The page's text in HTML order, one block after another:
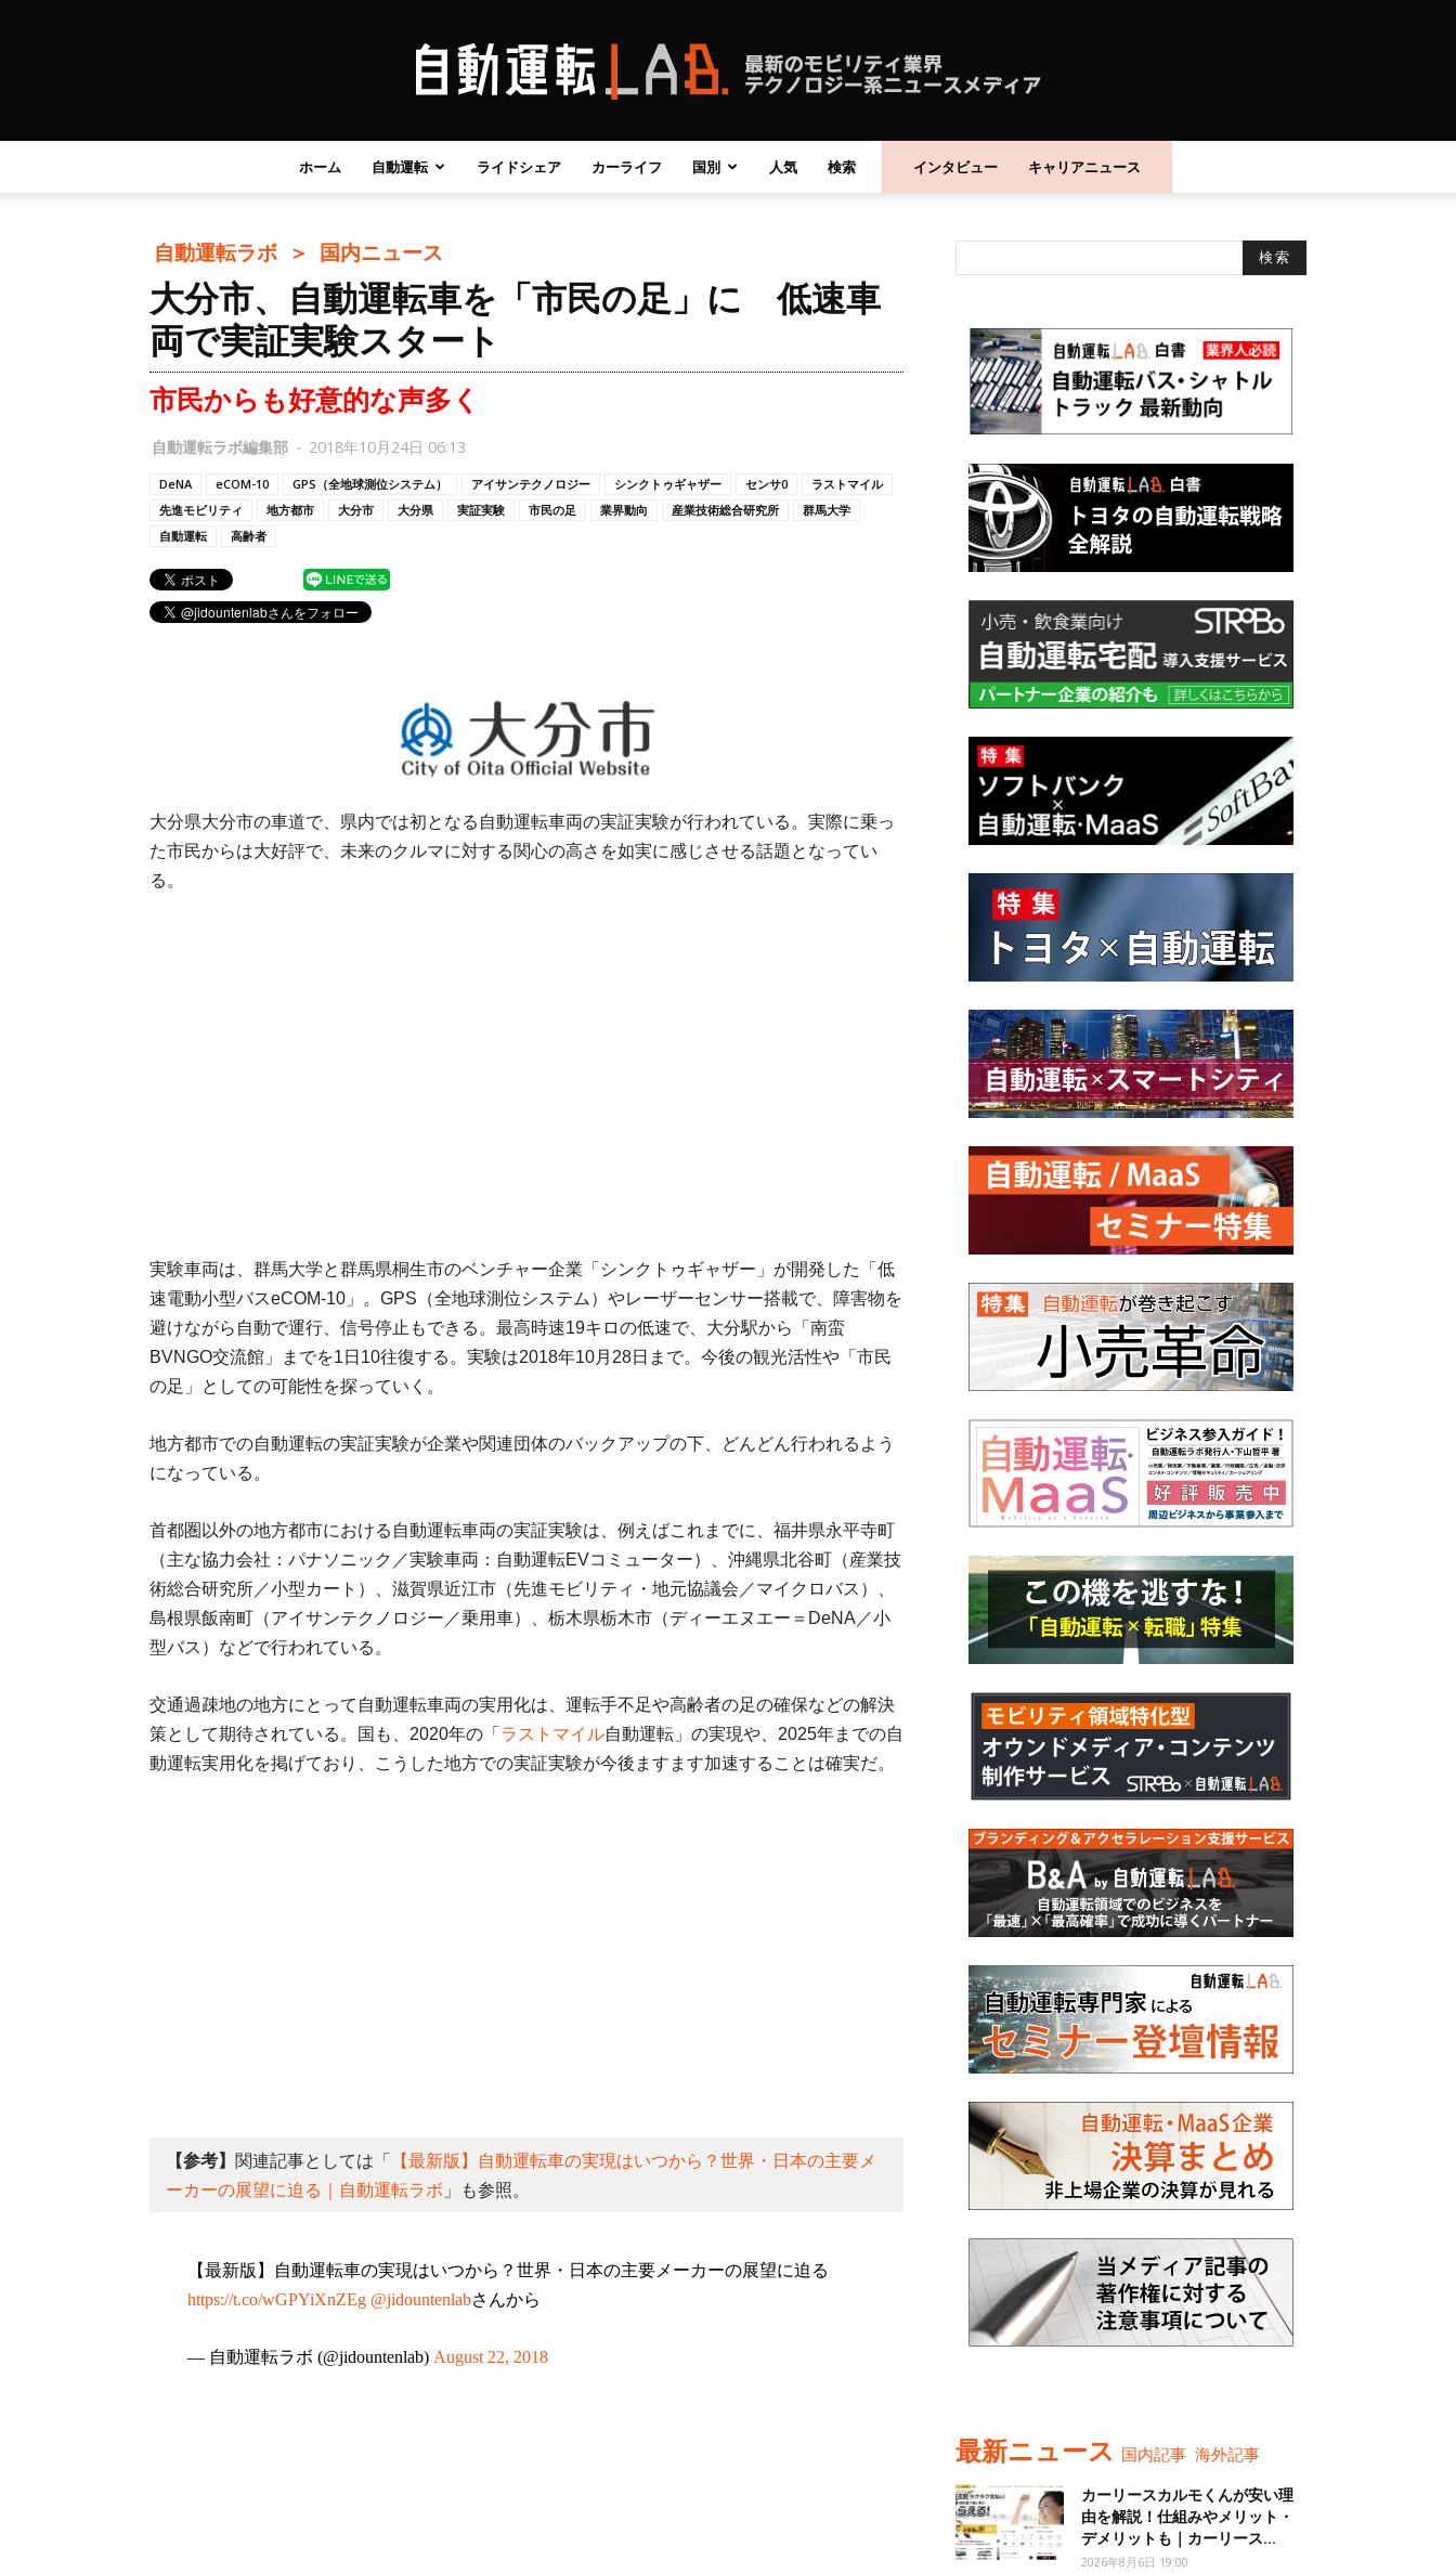
自
動
ホーム 自動運転 ライドシェア カーライフ 国別 人気 検索 インタビュー キャリアニュース
自動運転ラボ ＞ 国内ニュース
大分市、自動運転車を「市民の足」に 低速車
両で実証実験スタート
市民からも好意的な声多く
自動運転ラボ編集部 - 2018年10月24日 06:13
DeNA eCOM-10 GPS（全地球測位システム） アイサンテクノロジー シンクトゥギャザー センサ0
ラストマイル
先進モビリティ
地方都市 大分市 大分県 実証実験 市民の足 業界動向 産業技術総合研究所
群馬大学
自動運転
高齢者
大分県大分市の車道で、県内では初となる自動運転車両の実証実験が行われている。実際に乗っ
た市民からは大好評で、未来のクルマに対する関心の高さを如実に感じさせる話題となってい
る。
実験車両は、群馬大学と群馬県桐生市のベンチャー企業「シンクトゥギャザー」が開発した「低
速電動小型バスeCOM-10」。GPS（全地球測位システム）やレーザーセンサー搭載で、障害物を
避けながら自動で運行、信号停止もできる。最高時速19キロの低速で、大分駅から「南蛮
BVNGO交流館」までを1日10往復する。実験は2018年10月28日まで。今後の観光活性や「市民
の足」としての可能性を探っていく。
地方都市での自動運転の実証実験が企業や関連団体のバックアップの下、どんどん行われるよう
になっている。
首都圏以外の地方都市における自動運転車両の実証実験は、例えばこれまでに、福井県永平寺町
（主な協力会社：パナソニック／実験車両：自動運転EVコミューター）、沖縄県北谷町（産業技
術総合研究所／小型カート）、滋賀県近江市（先進モビリティ・地元協議会／マイクロバス）、
島根県飯南町（アイサンテクノロジー／乗用車）、栃木県栃木市（ディーエヌエー＝DeNA／小
型バス）などで行われている。
交通過疎地の地方にとって自動運転車両の実用化は、運転手不足や高齢者の足の確保などの解決
策として期待されている。国も、2020年の「 ラストマイル自動運転」の実現や、2025年までの自
動運転実用化を掲げており、こうした地方での実証実験が今後ますます加速することは確実だ。
【参考】 関連記事としては「
【最新版】自動運転車の実現はいつから？世界・日本の主要メ
ーカーの展望に迫る｜自動運転ラボ 」も参照。
【最新版】自動運転車の実現はいつから？世界・日本の主要メーカーの展望に迫る
https://t.co/wGPYiXnZEg @jidountenlabさんから
— 自動運転ラボ (@jidountenlab) August 22, 2018
最新ニュース 国内記事 海外記事
カーリースカルモくんが安い理
由を解説！仕組みやメリット・
デメリットも｜カーリース...
2026年8月6日 19:00